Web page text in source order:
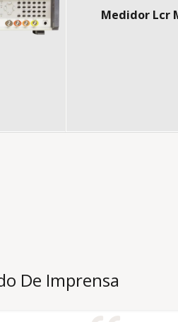
Medidor Lcr
De Imprensa